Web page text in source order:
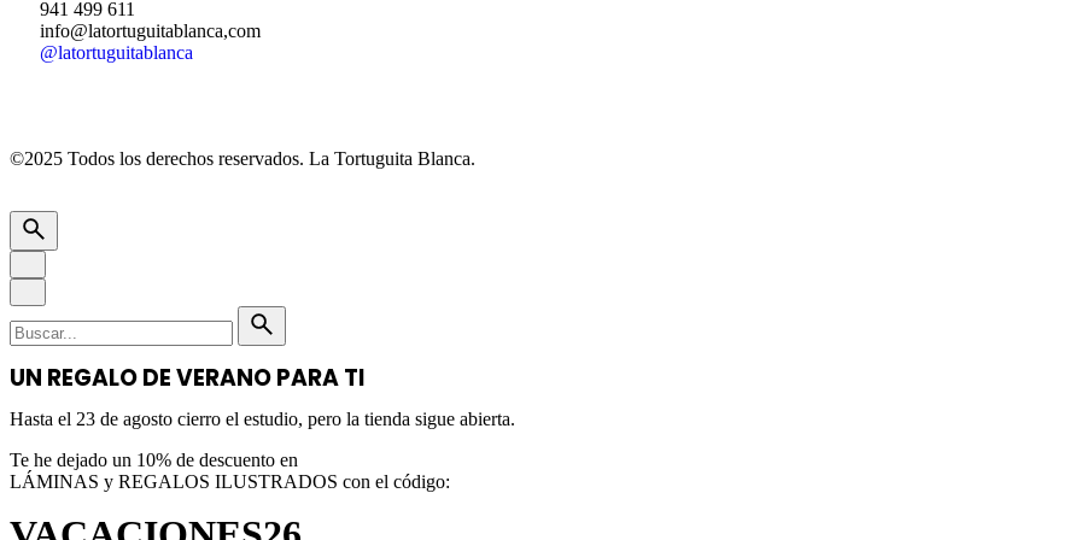
941 499 611
info@latortuguitablanca,com
@latortuguitablanca
©2025 Todos los derechos reservados. La Tortuguita Blanca.
UN REGALO DE VERANO PARA TI
Hasta el 23 de agosto cierro el estudio, pero la tienda sigue abierta.
Te he dejado un 10% de descuento en
LÁMINAS y REGALOS ILUSTRADOS con el código: